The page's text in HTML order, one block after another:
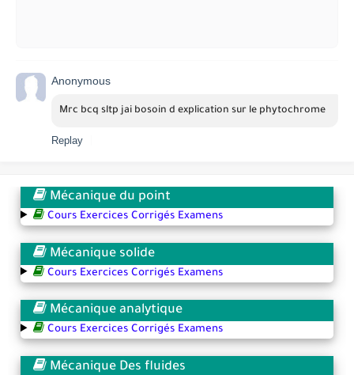
Anonymous
Mrc bcq sltp jai bosoin d explication sur le phytochrome
Replay
Mécanique du point
Cours Exercices Corrigés Examens
Mécanique solide
Cours Exercices Corrigés Examens
Mécanique analytique
Cours Exercices Corrigés Examens
Mécanique Des fluides